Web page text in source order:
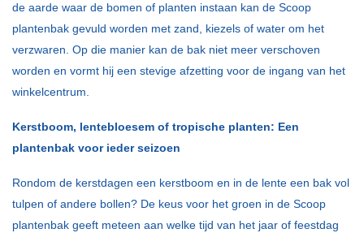
de aarde waar de bomen of planten instaan kan de Scoop
plantenbak gevuld worden met zand, kiezels of water om het
verzwaren. Op die manier kan de bak niet meer verschoven
worden en vormt hij een stevige afzetting voor de ingang van het
winkelcentrum.
Kerstboom, lentebloesem of tropische planten: Een
plantenbak voor ieder seizoen
Rondom de kerstdagen een kerstboom en in de lente een bak vol
tulpen of andere bollen? De keus voor het groen in de Scoop
plantenbak geeft meteen aan welke tijd van het jaar of feestdag